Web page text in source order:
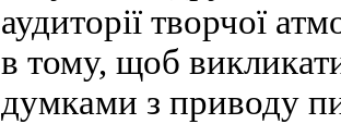
аудиторії творчої
в тому, щоб
думками з приводу